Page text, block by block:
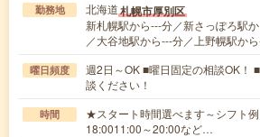
勤務地 北海道札幌市厚別区
新札幌駅から---分／新さっぽろ駅
／大谷地駅から---分／上野幌駅か
曜日頻度
週2日～OK ■曜日固定の相談OK！
談ください！
時間
★スタート時間選べます～シフト
18:0011:00～20:00など…